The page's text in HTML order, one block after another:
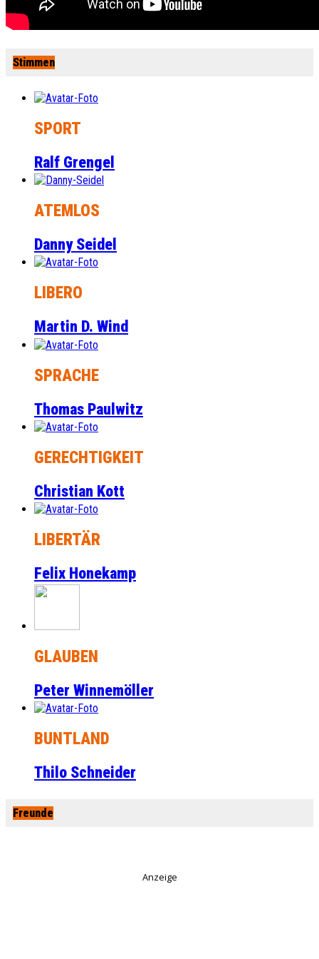
Stimmen
SPORT
Ralf Grengel
ATEMLOS
Danny Seidel
LIBERO
Martin D. Wind
SPRACHE
Thomas Paulwitz
GERECHTIGKEIT
Christian Kott
LIBERTÄR
Felix Honekamp
GLAUBEN
Peter Winnemöller
BUNTLAND
Thilo Schneider
Freunde
Anzeige